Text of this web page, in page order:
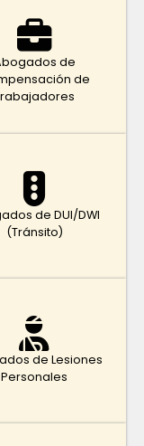
de
de
de DUI/DWI
(Tránsito)
de Lesiones
Personales